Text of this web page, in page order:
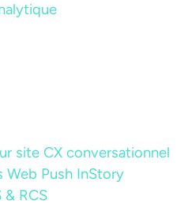
site CX conversationnel
Push InStory
& RCS